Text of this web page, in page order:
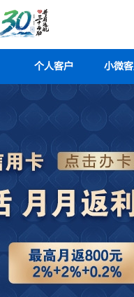
个人客户 小微